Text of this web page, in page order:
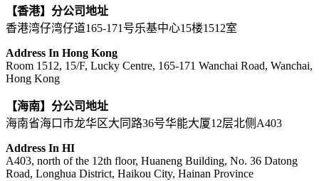
【香港】分公司地址
香港湾仔湾仔道165-171号乐基中心15楼1512室
Address In Hong Kong
Room 1512, 15/F, Lucky Centre, 165-171 Wanchai Road, Wanchai,
Hong Kong
【海南】分公司地址
海南省海口市龙华区大同路36号华能大厦12层北侧A403
Address In HI
A403, north of the 12th floor, Huaneng Building, No. 36 Datong
Road, Longhua District, Haikou City, Hainan Province